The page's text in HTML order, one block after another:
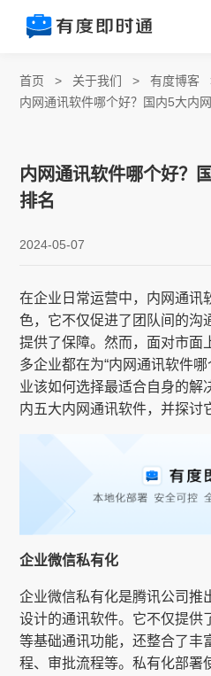
首页 > 关于我们 >有度博客
内网通讯软件哪个好？国内5大内
内网通讯软件哪个好？
排名
2024-05-07
在企业日常运营中，内网通讯
色，它不仅促进了团队间的沟
提供了保障。然而，面对市面
多企业都在为“内网通讯软件
业该如何选择最适合自身的解
内五大内网通讯软件，并探讨
企业微信私有化
企业微信私有化是腾讯公司推
设计的通讯软件。它不仅提供
等基础通讯功能，还整合了丰
程、审批流程等。私有化部署